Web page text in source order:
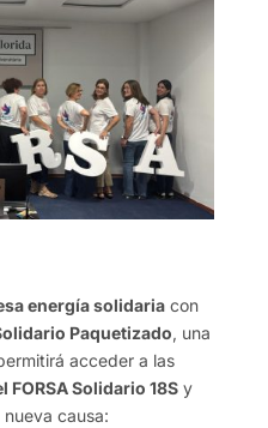
energía solidariacon
Paquetizado, una
acceder a las
Solidario 18Sy
causa: